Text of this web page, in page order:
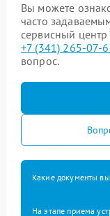
Вы можете
часто
сервисный центр
+7 (341) 265-07-
вопрос.
Какие документы вы
На этапе приема